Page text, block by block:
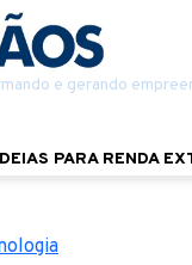
e gerando
PARA RENDA